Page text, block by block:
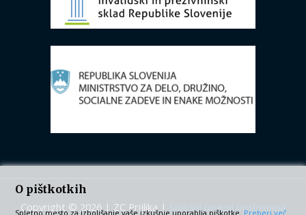
Copyright © 2026 | ZC Prijlika | Splošni pogoji poslovanja
O pištkotkih
Spletno mesto za izboljšanje vaše izkušnje uporablja piškotke. Preberi več